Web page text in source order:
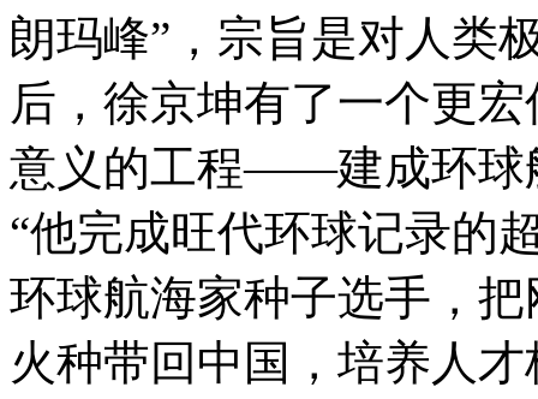
朗玛峰”，宗旨是对人类
后，徐京坤有了一个更
意义的工程——建成环球
“他完成旺代环球记录的
环球航海家种子选手，
火种带回中国，培养人